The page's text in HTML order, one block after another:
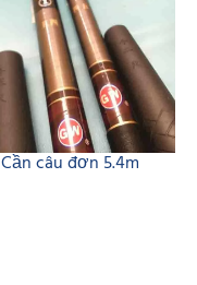
Cần câu đơn 5.4m